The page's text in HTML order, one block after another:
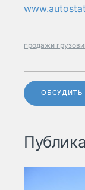
продажи
ОБСУДИТЬ